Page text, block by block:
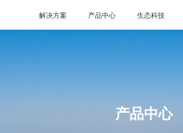
解决方案 产品中心 生态科技
产品中心